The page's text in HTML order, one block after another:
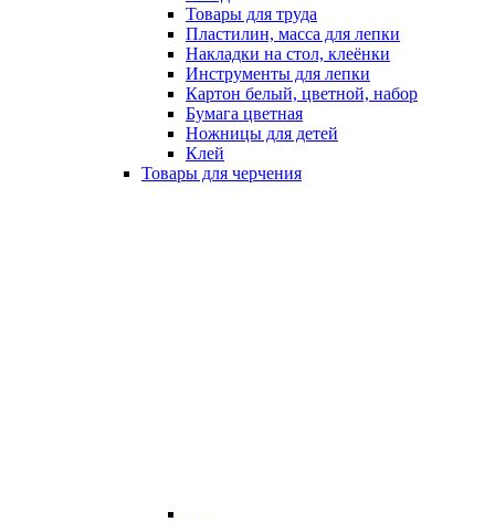
Товары для труда
Пластилин, масса для лепки
Накладки на стол, клеёнки
Инструменты для лепки
Картон белый, цветной, набор
Бумага цветная
Ножницы для детей
Клей
Товары для черчения